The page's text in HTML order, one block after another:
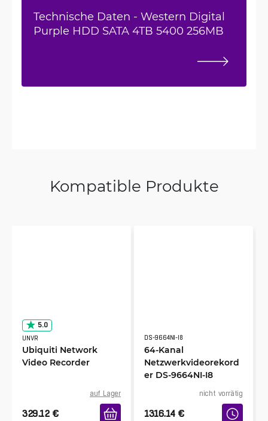
Technische Daten - Western Digital
Purple HDD SATA 4TB 5400 256MB
Kompatible Produkte
5.0
UNVR
Ubiquiti Network
Video Recorder
auf Lager
329.12 €
DS-9664NI-I8
64-Kanal
Netzwerkvideorekord
er DS-9664NI-I8
nicht vorrätig
1316.14 €